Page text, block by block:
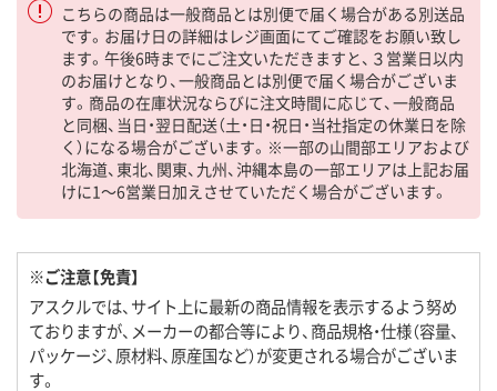
こちらの商品は一般商品とは別便で届く場合がある別送品
です。お届け日の詳細はレジ画面にてご確認をお願い致し
ます。午後6時までにご注文いただきますと、３営業日以内
のお届けとなり、一般商品とは別便で届く場合がございま
す。商品の在庫状況ならびに注文時間に応じて、一般商品
と同梱、当日・翌日配送（土・日・祝日・当社指定の休業日を除
く）になる場合がございます。※一部の山間部エリアおよび
北海道、東北、関東、九州、沖縄本島の一部エリアは上記お届
けに1～6営業日加えさせていただく場合がございます。
※ご注意【免責】
アスクルでは、サイト上に最新の商品情報を表示するよう努め
ておりますが、メーカーの都合等により、商品規格・仕様（容量、
パッケージ、原材料、原産国など）が変更される場合がございま
す。